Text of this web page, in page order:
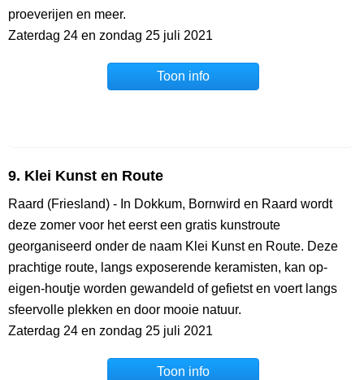
proeverijen en meer.
Zaterdag 24 en zondag 25 juli 2021
Toon info
9. Klei Kunst en Route
Raard (Friesland) - In Dokkum, Bornwird en Raard wordt
deze zomer voor het eerst een gratis kunstroute
georganiseerd onder de naam Klei Kunst en Route. Deze
prachtige route, langs exposerende keramisten, kan op-
eigen-houtje worden gewandeld of gefietst en voert langs
sfeervolle plekken en door mooie natuur.
Zaterdag 24 en zondag 25 juli 2021
Toon info